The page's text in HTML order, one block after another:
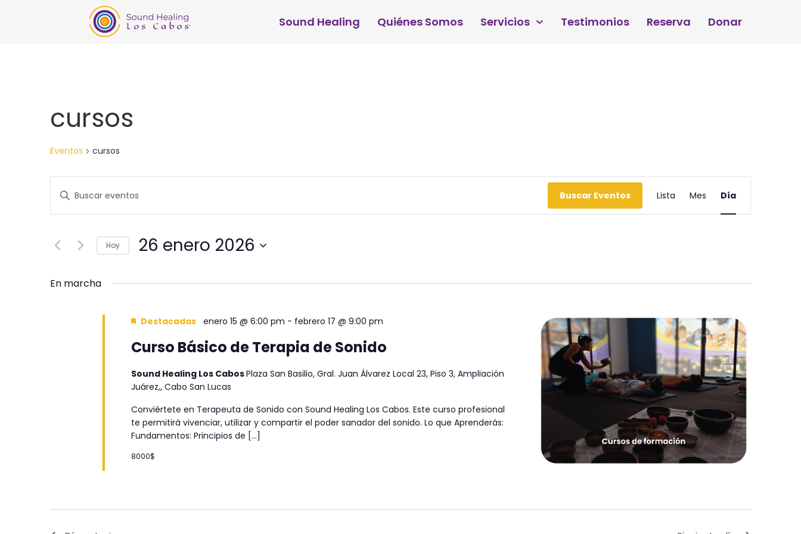
Sound Healing Quiénes Somos Servicios Testimonios Reserva Donar
cursos
Eventos cursos
Búsqueda
y
navegació
de
vistas
Eventos
Introduce
clave.
para
Buscar Eventos
Navegación
de
Lista Mes Día
Hoy 26 enero 2026
En marcha
Destacadas enero 15 @ 6:00 pm - febrero 17 @ 9:00 pm
Curso Básico de Terapia de Sonido
Sound Healing Los CabosPlaza San Basilio, Gral. Juan Álvarez Local 23, Piso 3, Ampliación
Juárez,, Cabo San Lucas
Conviértete en Terapeuta de Sonido con Sound Healing Los Cabos. Este curso profesional
te permitirá vivenciar, utilizar y compartir el poder sanador del sonido. Lo que Aprenderás:
Fundamentos: Principios de […]
8000$